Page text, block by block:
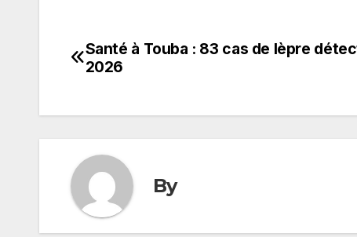
Navigation
l’article
Santé à Touba : 83 cas de lèpre
2026
By